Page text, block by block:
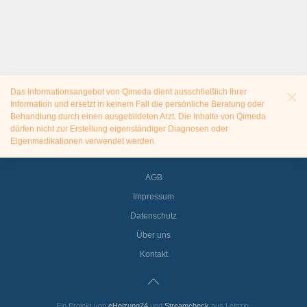
Das Informationsangebot von Qimeda dient ausschließlich Ihrer
Information und ersetzt in keinem Fall die persönliche Beratung oder
Behandlung durch einen ausgebildeten Arzt. Die Inhalte von Qimeda
dürfen nicht zur Erstellung eigenständiger Diagnosen oder
Eigenmedikationen verwendet werden.
AGB
Impressum
Datenschutz
Über uns
Kontakt